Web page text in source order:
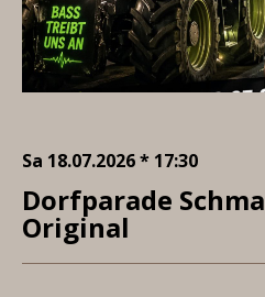
Sa 18.07.2026 * 17:30
Dorfparade
Original